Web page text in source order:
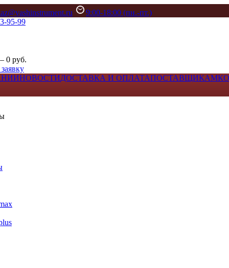
9:00-18:00 (пн.-пт.)
95-99
0 руб.
НОВОСТИДОСТАВКА И ОПЛАТАПОСТАВЩИКАМ